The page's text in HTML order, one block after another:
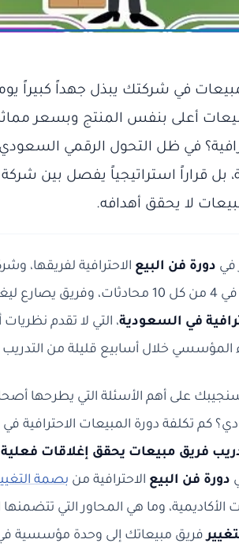
في شركتك يبذل جهداً كبيراً
أعلى بنفس المنتج وبسعر
في ظل التحول الرقمي السعودي وإطار
بل قراراً استراتيجياً يفصل بين
لا يحقق أهدافه.
في دورة فن البيع الاحترافية لفريقها،
اختيار
في السعودية، التي لا تقدم
المؤسسي خلال أسابيع قليلة من
على أهم الأسئلة التي يطرحها
كم تكلفة دورة المبيعات الاحترافية في
فريق مبيعات يحقق إغلاقات فعلية
دورة فن البيع الاحترافية من بصمة
الأكاديمية، وما هي المحاور التي
فريق مبيعاتك إلى وحدة مؤسسية